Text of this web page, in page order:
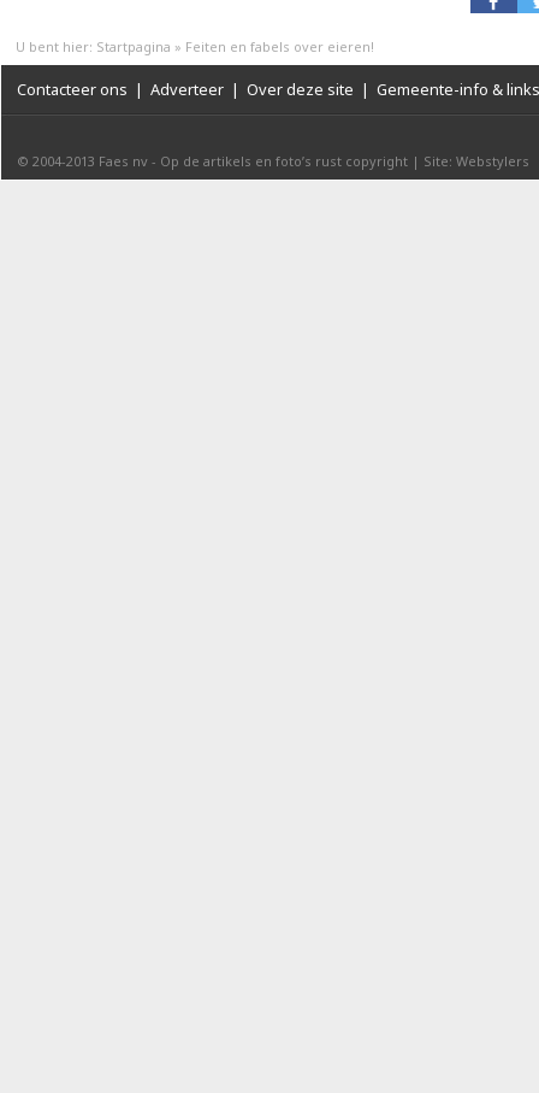
U bent hier: Startpagina » Feiten en fabels over eieren!
Contacteer ons | Adverteer | Over deze site | Gemeente-info & links
© 2004-2013 Faes nv - Op de artikels en foto’s rust copyright | Site: Webstylers